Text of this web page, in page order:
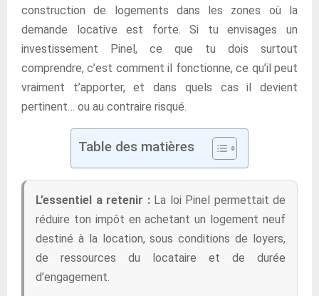
construction de logements dans les zones où la
demande locative est forte. Si tu envisages un
investissement Pinel, ce que tu dois surtout
comprendre, c’est comment il fonctionne, ce qu’il peut
vraiment t’apporter, et dans quels cas il devient
pertinent… ou au contraire risqué.
Table des matières
L’essentiel a retenir :La loi Pinel permettait de
réduire ton impôt en achetant un logement neuf
destiné à la location, sous conditions de loyers,
de ressources du locataire et de durée
d’engagement.